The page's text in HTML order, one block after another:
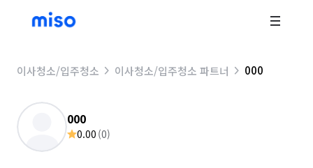
이사청소/입주청소 이사청소/입주청소 파트너 000
000
0.00 (0)